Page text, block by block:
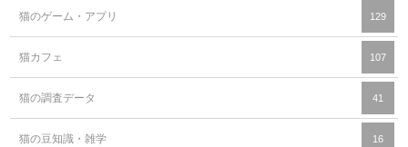
猫のゲーム・アプリ 129
猫カフェ 107
猫の調査データ 41
猫の豆知識・雑学 16